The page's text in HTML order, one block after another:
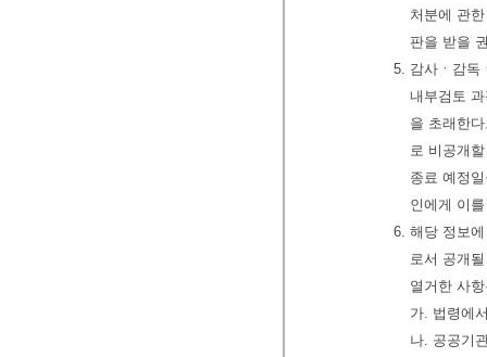
처분에 관
판을 받을
5. 감사ㆍ감독
내부검토
을 초래한
로 비공개
종료 예정
인에게 이
6. 해당 정보
로서 공개
열거한 사
가. 법령에
나. 공공기